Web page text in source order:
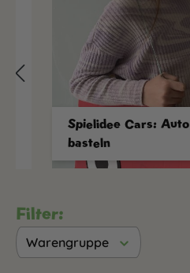
Spielidee Cars: Auto
basteln
Filter:
Warengruppe